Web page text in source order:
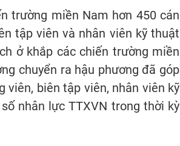
trường miền Nam hơn 450 cán
tập viên và nhân viên kỹ thuật
ở khắp các chiến trường miền
chuyển ra hậu phương đã góp
viên, biên tập viên, nhân viên kỹ
nhân lực TTXVN trong thời kỳ